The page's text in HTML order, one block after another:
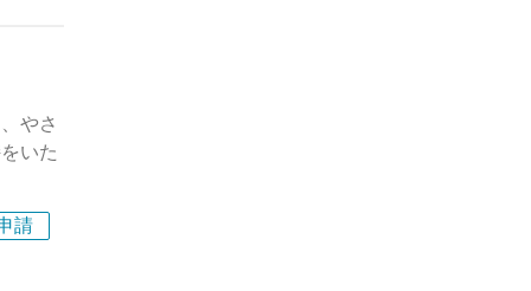
の目
いけ
やさ
いた
業務
ーズ
請